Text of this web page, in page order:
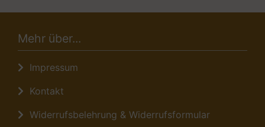
Mehr über...
Impressum
Kontakt
Widerrufsbelehrung & Widerrufsformular